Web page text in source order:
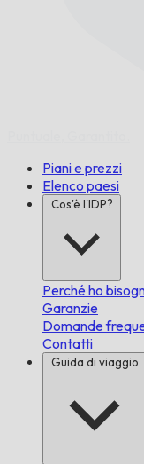
Piani e prezzi
Elenco paesi
Cos'è l'IDP?
Perché ho
Garanzie
Domande
Contatti
Guida di viaggio